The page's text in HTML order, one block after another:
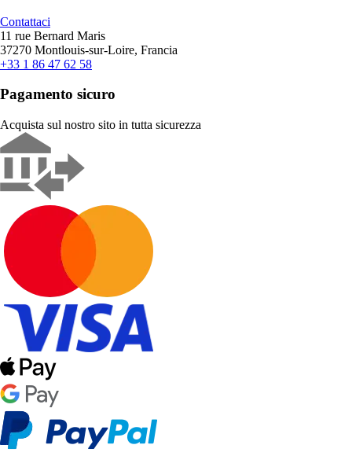
Contattaci
11 rue Bernard Maris
37270 Montlouis-sur-Loire, Francia
+33 1 86 47 62 58
Pagamento sicuro
Acquista sul nostro sito in tutta sicurezza